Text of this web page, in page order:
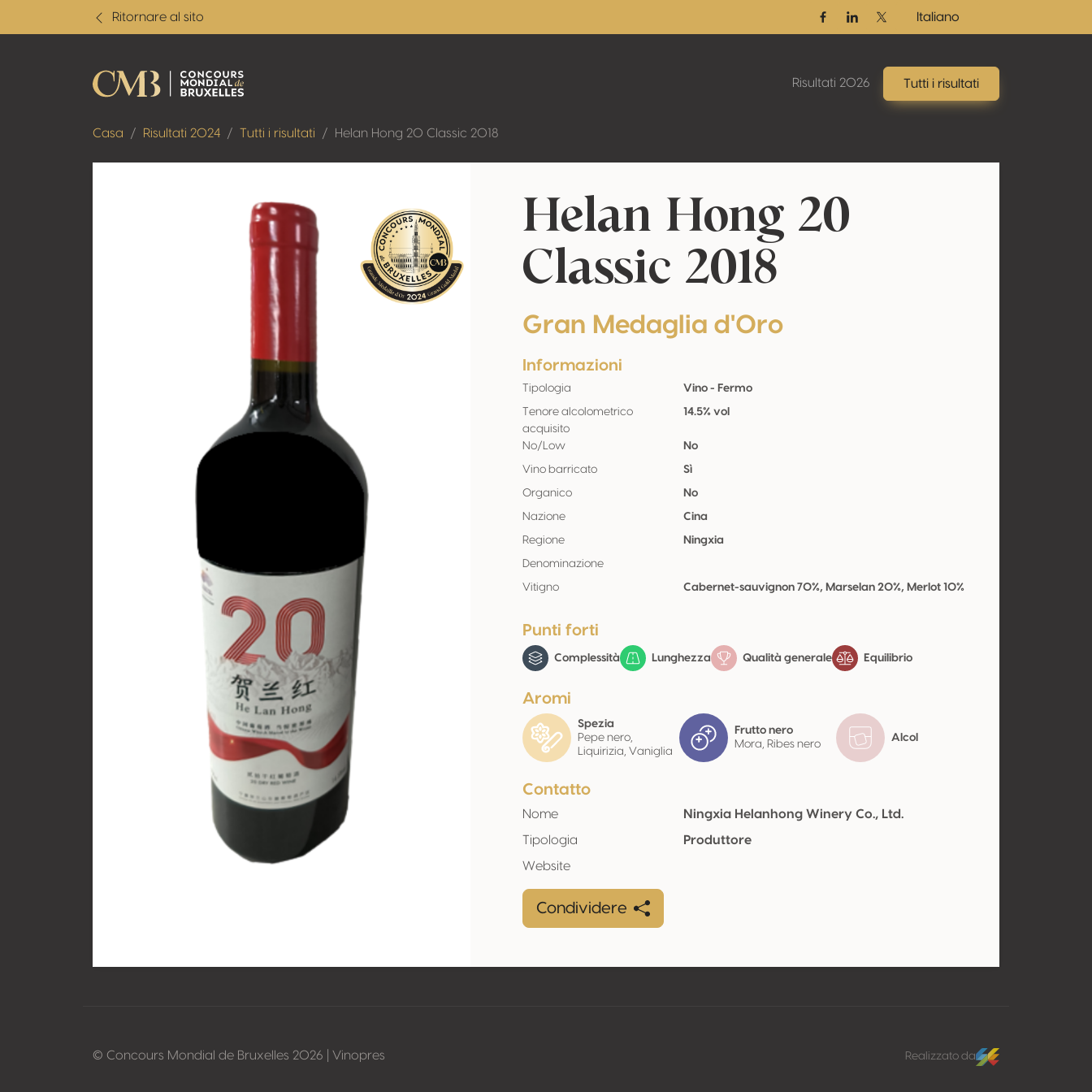
Ritornare al sito
FacebookLinkedinTwitter / X
Italiano
Risultati 2026 Tutti i risultati
Casa Risultati 2024 Tutti i risultati Helan Hong 20 Classic 2018
Helan Hong 20
Classic 2018
Gran Medaglia d'Oro
Informazioni
Tipologia Vino - Fermo
Tenore alcolometrico
acquisito
14.5% vol
No/Low No
Vino barricato Sì
Organico No
Nazione Cina
Regione Ningxia
Denominazione
Vitigno Cabernet-sauvignon 70%, Marselan 20%, Merlot 10%
Punti forti
Complessità Lunghezza Qualità generale Equilibrio
Aromi
Spezia
Pepe nero,
Liquirizia, Vaniglia
Frutto nero
Mora, Ribes nero
Alcol
Contatto
Nome
Ningxia Helanhong Winery Co., Ltd.
Tipologia
Produttore
Website
Condividere
© Concours Mondial de Bruxelles 2026 | Vinopres Realizzato da